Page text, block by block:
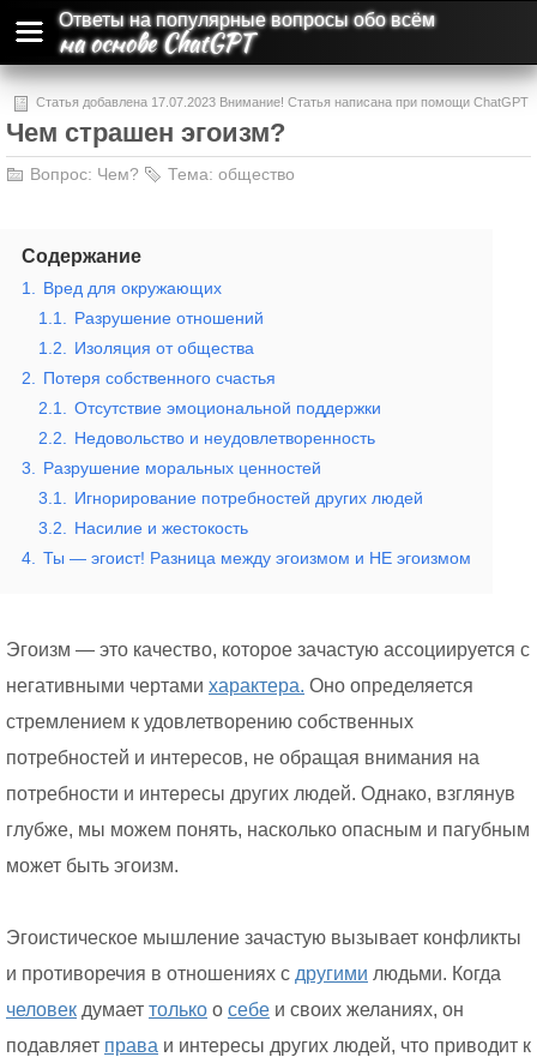
Ответы на популярные вопросы обо всём
на основе ChatGPT
Статья добавлена 17.07.2023 Внимание! Статья написана при помощи ChatGPT
и может содержать ошибки и неточности.
Чем страшен эгоизм?
Вопрос: Чем? Тема: общество
Содержание
1.
Вред для окружающих
1.1.
Разрушение отношений
1.2.
Изоляция от общества
2.
Потеря собственного счастья
2.1.
Отсутствие эмоциональной поддержки
2.2.
Недовольство и неудовлетворенность
3.
Разрушение моральных ценностей
3.1.
Игнорирование потребностей других людей
3.2.
Насилие и жестокость
4.
Ты — эгоист! Разница между эгоизмом и НЕ эгоизмом
Эгоизм — это качество, которое зачастую ассоциируется с
негативными чертами характера. Оно определяется
стремлением к удовлетворению собственных
потребностей и интересов, не обращая внимания на
потребности и интересы других людей. Однако, взглянув
глубже, мы можем понять, насколько опасным и пагубным
может быть эгоизм.
Эгоистическое мышление зачастую вызывает конфликты
и противоречия в отношениях с другими людьми. Когда
человек думает только о себе и своих желаниях, он
подавляет права и интересы других людей, что приводит к